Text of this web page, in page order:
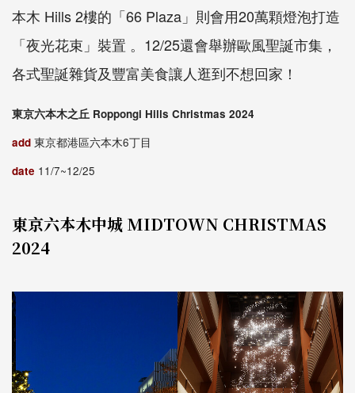
本木 Hills 2樓的「66 Plaza」則會用20萬顆燈泡打造
「夜光花束」裝置 。12/25還會舉辦歐風聖誕市集，
各式聖誕雜貨及豐富美食讓人逛到不想回家！
東京六本木之丘 Roppongi Hills Christmas 2024
add 東京都港區六本木6丁目
date 11/7~12/25
東京六本木中城 MIDTOWN CHRISTMAS
2024